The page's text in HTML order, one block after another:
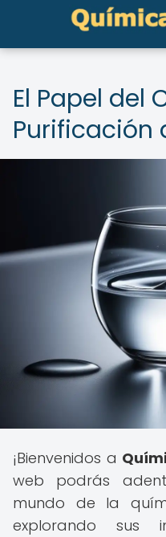
El Papel del
Purificación
¡Bienvenidos a
web podrás
mundo de la
explorando sus